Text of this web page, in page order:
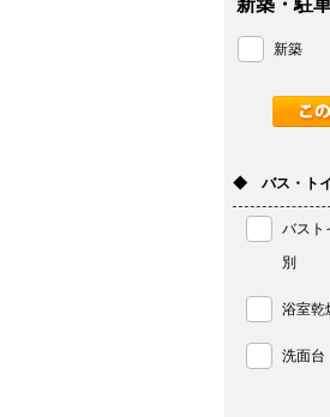
新築・駐
新築
◆ バス・トイ
バスト
別
浴室乾
洗面台